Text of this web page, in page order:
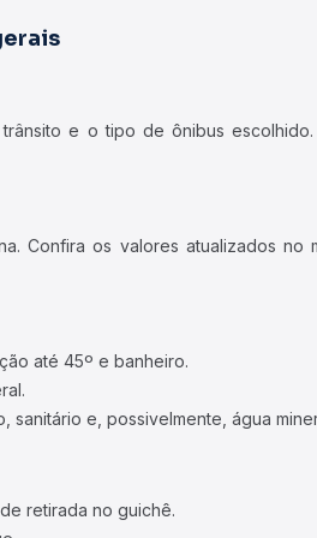
e o tipo de ônibus escolhido.
Confira os valores atualizados no
até 45º e banheiro.
sanitário e, possivelmente, água
retirada no guichê.